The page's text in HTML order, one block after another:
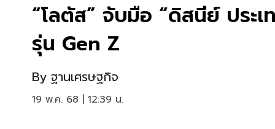
“โลตัส” จับมือ “ดิสนีย์ ประ
รุ่น Gen Z
By ฐานเศรษฐกิจ
19 พ.ค. 68 | 12:39 น.